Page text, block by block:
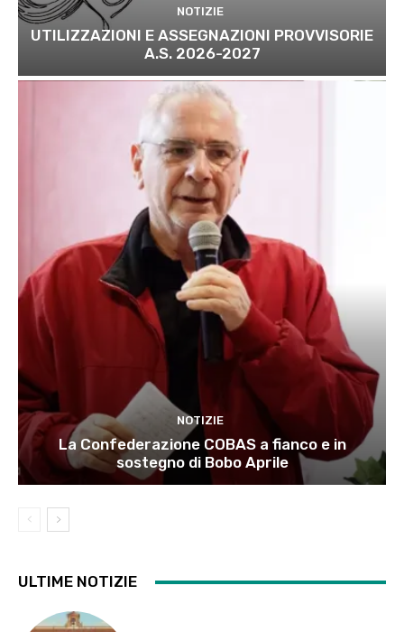
NOTIZIE
UTILIZZAZIONI E ASSEGNAZIONI PROVVISORIE
A.S. 2026-2027
NOTIZIE
La Confederazione COBAS a fianco e in
sostegno di Bobo Aprile
ULTIME NOTIZIE